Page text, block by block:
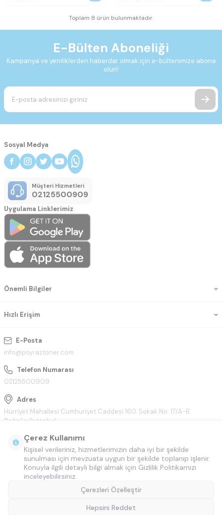
Toplam 8 ürün bulunmaktadır.
E-Bülten Aboneliği
Kampanya ve yeniliklerden haberdar olmak için e-bültenimize abone
olun!
E-Posta
info@poyraztoner.com
Telefon Numarası
02125500909
Adres
Hürriyet Mahallesi Cumhuriyet Caddesi 160. Sokak No: 17/A-B
Bağcılar/İstanbul
Önemli Bilgiler
Hızlı Erişim
Sosyal Medya
Müşteri Hizmetleri
02125500909
Uygulama Linklerimiz
Çerez Kullanımı
Kişisel verileriniz, hizmetlerimizin daha iyi bir şekilde
sunulması için mevzuata uygun bir şekilde toplanıp işlenir.
Konuyla ilgili detaylı bilgi almak için Gizlilik Politikamızı
inceleyebilirsiniz.
Çerezleri Özelleştir
Hepsini Reddet